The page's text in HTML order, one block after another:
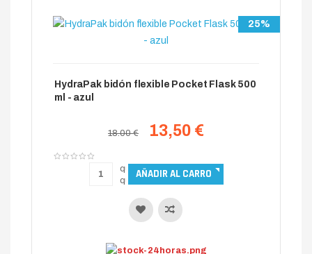
25%
HydraPak bidón flexible Pocket Flask 500
ml - azul
18.00 € 13,50 €